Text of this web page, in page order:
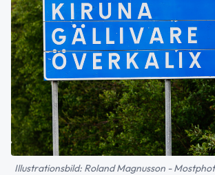
Illustrationsbild: Roland Magnusson -